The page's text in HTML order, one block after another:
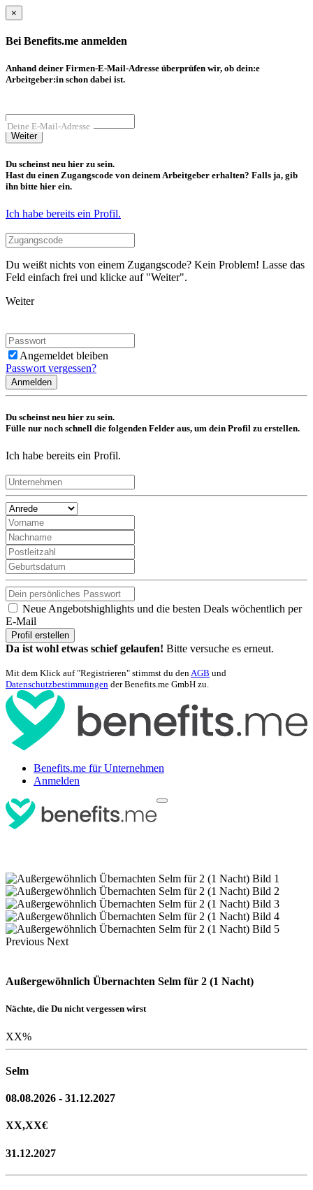
×
Bei Benefits.me anmelden
Anhand deiner Firmen-E-Mail-Adresse überprüfen wir, ob dein:e
Arbeitgeber:in schon dabei ist.
Deine E-Mail-Adresse
Weiter
Du scheinst neu hier zu sein.
Hast du einen Zugangscode von deinem Arbeitgeber erhalten? Falls ja, gib
ihn bitte hier ein.
Ich habe bereits ein Profil.
Du weißt nichts von einem Zugangscode? Kein Problem! Lasse das
Feld einfach frei und klicke auf "Weiter".
Weiter
Angemeldet bleiben
Passwort vergessen?
Anmelden
Du scheinst neu hier zu sein.
Fülle nur noch schnell die folgenden Felder aus, um dein Profil zu erstellen.
Ich habe bereits ein Profil.
Neue Angebotshighlights und die besten Deals wöchentlich per
E-Mail
Profil erstellen
Da ist wohl etwas schief gelaufen! Bitte versuche es erneut.
Mit dem Klick auf "Registrieren" stimmst du denAGB und
Datenschutzbestimmungen der Benefits.me GmbH zu.
Benefits.me für Unternehmen
Anmelden
Previous Next
Außergewöhnlich Übernachten Selm für 2 (1 Nacht)
Nächte, die Du nicht vergessen wirst
XX%
Selm
08.08.2026 - 31.12.2027
XX,XX€
31.12.2027